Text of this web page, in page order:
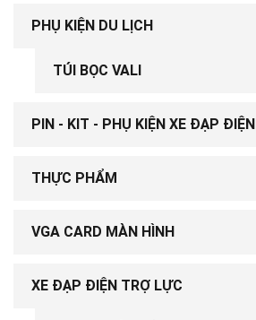
PHỤ KIỆN DU LỊCH
TÚI BỌC VALI
PIN - KIT - PHỤ KIỆN XE ĐẠP ĐIỆN
THỰC PHẨM
VGA CARD MÀN HÌNH
XE ĐẠP ĐIỆN TRỢ LỰC